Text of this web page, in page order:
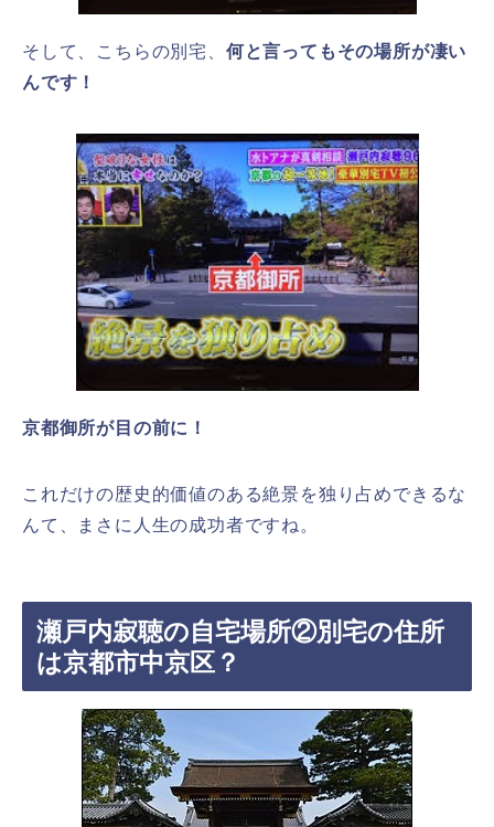
そして、こちらの別宅、 何と言ってもその場所が凄い
んです！
京都御所が目の前に！
これだけの歴史的価値のある絶景を独り占めできるな
んて、まさに人生の成功者ですね。
瀬戸内寂聴の自宅場所②別宅の住所
は京都市中京区？